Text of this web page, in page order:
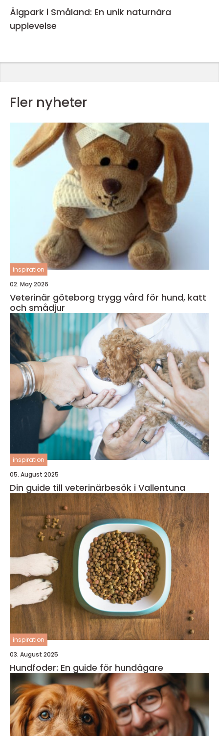
Älgpark i Småland: En unik naturnära
upplevelse
Fler nyheter
inspiration
02. May 2026
Veterinär göteborg trygg vård för hund, katt
och smådjur
inspiration
05. August 2025
Din guide till veterinärbesök i Vallentuna
inspiration
03. August 2025
Hundfoder: En guide för hundägare